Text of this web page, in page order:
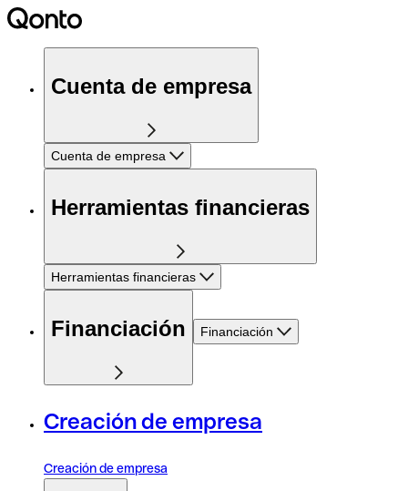
Cuenta de empresa
Cuenta de empresa
Herramientas financieras
Herramientas financieras
Financiación Financiación
Creación de empresa
Creación de empresa